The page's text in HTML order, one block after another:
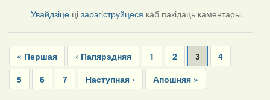
Увайдзіце цізарэгіструйцеся каб пакідаць каментары.
Pagination
First
page
« Першая
Previous
page
‹ Папярэдняя Page
1 Page
2
Current
page
3 Page
4
Page
5 Page
6 Page
7
Next
page
Наступная ›
Last
page
Апошняя »